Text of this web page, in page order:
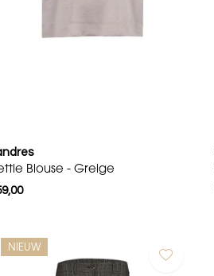
Blouse - Greige
NIEUW